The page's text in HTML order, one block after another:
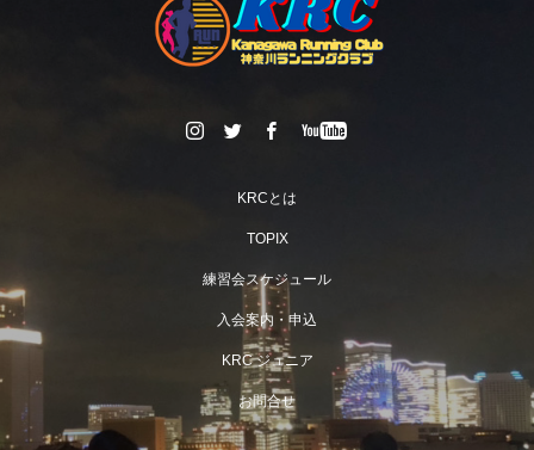
KRCとは
TOPIX
練習会スケジュール
入会案内・申込
KRC ジュニア
お問合せ